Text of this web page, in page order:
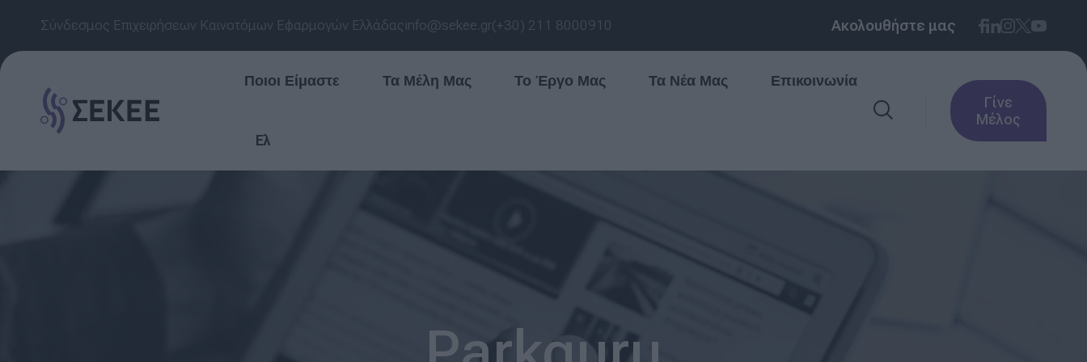
Σύνδεσμος Επιχειρήσεων Καινοτόμων Εφαρμογών Ελλάδαςinfo@sekee.gr(+30) 211 8000910 Ακολουθήστε μας
Ποιοι Είμαστε Τα Μέλη Μας Το Έργο Μας Τα Νέα Μας Επικοινωνία
Ελ
Γίνε
Μέλος